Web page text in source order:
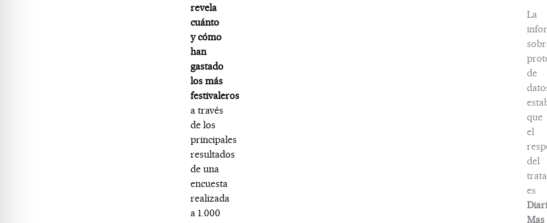
revela
cuánto
y cómo
han
gastado
los más
festivaleros
a través
de los
principales
resultados
de una
encuesta
realizada
a 1.000
La
de
que
el
del
es
Mas